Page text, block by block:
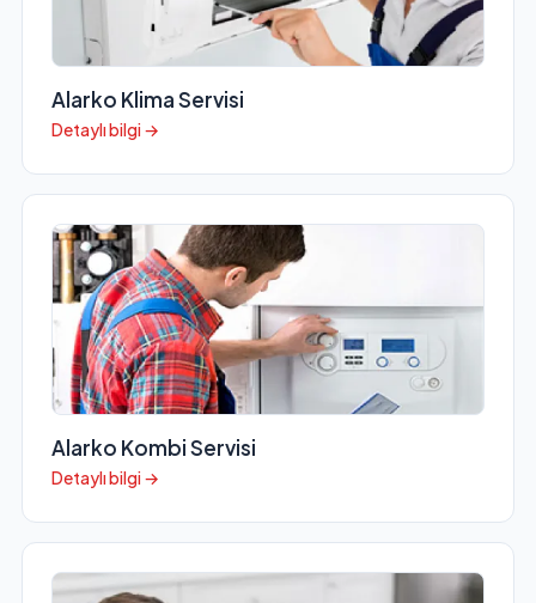
Alarko Klima Servisi
Detaylı bilgi →
Alarko Kombi Servisi
Detaylı bilgi →